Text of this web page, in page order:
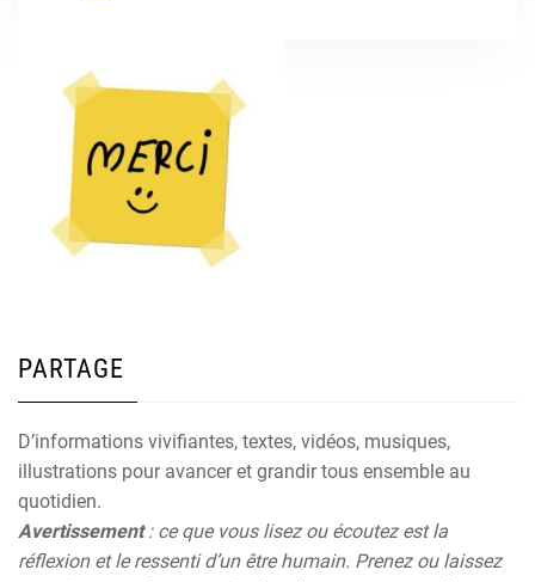
PARTAGE
D’informations vivifiantes, textes, vidéos, musiques,
illustrations pour avancer et grandir tous ensemble au
quotidien.
Avertissement: ce que vous lisez ou écoutez est la
réflexion et le ressenti d’un être humain. Prenez ou laissez